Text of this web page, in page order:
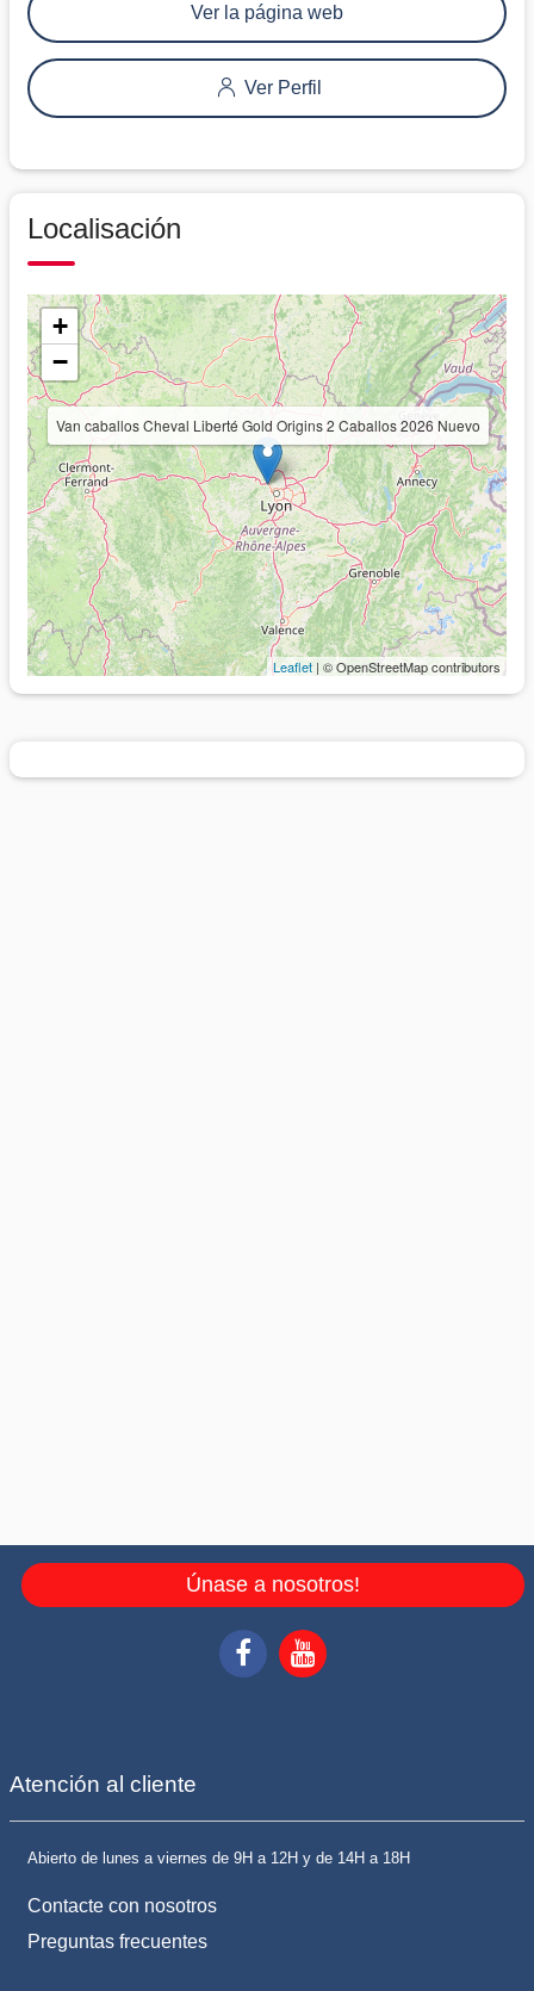
Ver la página web
Ver Perfil
Localisación
Van caballos Cheval Liberté Gold Origins 2 Caballos 2026 Nuevo
+
−
Leaflet | © OpenStreetMap contributors
Únase a nosotros!
Atención al cliente
Abierto de lunes a viernes de 9H a 12H y de 14H a 18H
Contacte con nosotros
Preguntas frecuentes